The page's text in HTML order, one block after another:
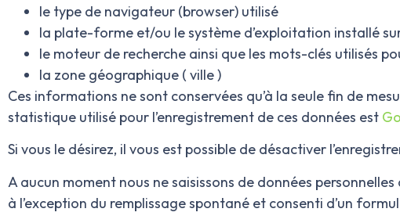
le type de navigateur (browser) utilisé
la plate-forme et/ou le système d’exploitation installé
le moteur de recherche ainsi que les mots-clés utilisés
la zone géographique ( ville )
Ces informations ne sont conservées qu’à la seule fin de
statistique utilisé pour l’enregistrement de ces données est
Si vous le désirez, il vous est possible de désactiver
A aucun moment nous ne saisissons de données
à l’exception du remplissage spontané et consenti d’un